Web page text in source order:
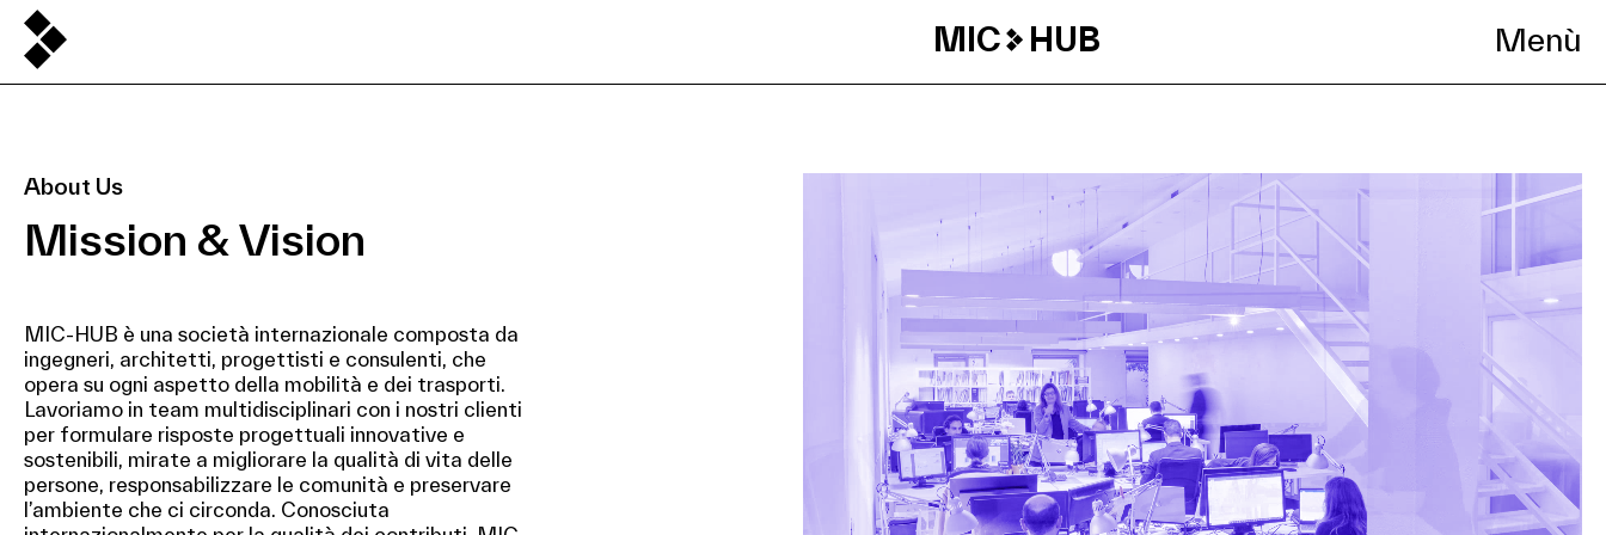
MIC HUB Menù
About Us
Mission & Vision
MIC-HUB è una società internazionale composta da
ingegneri, architetti, progettisti e consulenti, che
opera su ogni aspetto della mobilità e dei trasporti.
Lavoriamo in team multidisciplinari con i nostri clienti
per formulare risposte progettuali innovative e
sostenibili, mirate a migliorare la qualità di vita delle
persone, responsabilizzare le comunità e preservare
l’ambiente che ci circonda. Conosciuta